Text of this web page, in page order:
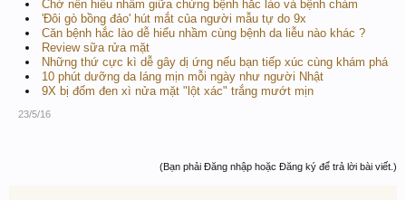
Chớ nên hiểu nhầm giữa chứng bệnh hắc lào và bệnh chàm
'Đôi gò bồng đảo' hút mắt của người mẫu tự do 9x
Căn bệnh hắc lào dễ hiểu nhầm cùng bệnh da liễu nào khác ?
Review sữa rửa mặt
Những thứ cực kì dễ gây dị ứng nếu bạn tiếp xúc cùng khám phá
10 phút dưỡng da láng mịn mỗi ngày như người Nhật
9X bị đốm đen xì nửa mặt "lột xác" trắng mướt mịn
23/5/16
(Bạn phải Đăng nhập hoặc Đăng ký để trả lời bài viết.)